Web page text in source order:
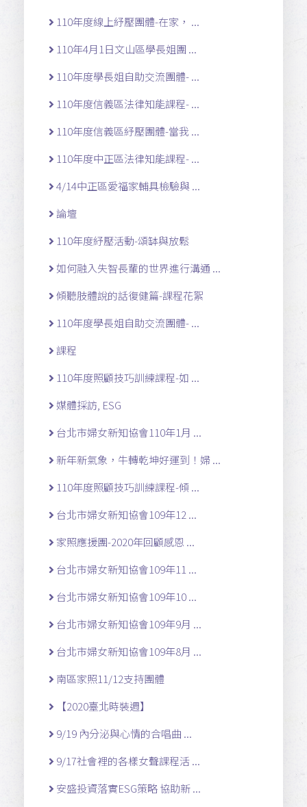
110年度線上紓壓團體-在家， ...
110年4月1日文山區學長姐團 ...
110年度學長姐自助交流團體- ...
110年度信義區法律知能課程- ...
110年度信義區紓壓團體-當我 ...
110年度中正區法律知能課程- ...
4/14中正區愛福家輔具檢驗與 ...
論壇
110年度紓壓活動-頌缽與放鬆
如何融入失智長輩的世界進行溝通 ...
傾聽肢體說的話復健篇-課程花絮
110年度學長姐自助交流團體- ...
課程
110年度照顧技巧訓練課程-如 ...
媒體採訪, ESG
台北市婦女新知協會110年1月 ...
新年新氣象，牛轉乾坤好運到！婦 ...
110年度照顧技巧訓練課程-傾 ...
台北市婦女新知協會109年12 ...
家照應援團-2020年回顧感恩 ...
台北市婦女新知協會109年11 ...
台北市婦女新知協會109年10 ...
台北市婦女新知協會109年9月 ...
台北市婦女新知協會109年8月 ...
南區家照11/12支持團體
【2020臺北時裝週】
9/19 內分泌與心情的合唱曲 ...
9/17社會裡的各樣女聲課程活 ...
安盛投資落實ESG策略 協助新 ...